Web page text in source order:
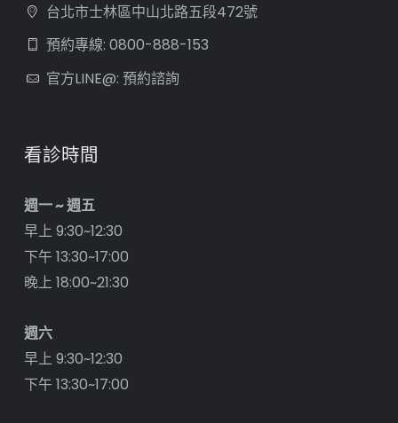
台北市士林區中山北路五段472號
預約專線: 0800-888-153
官方LINE@: 預約諮詢
看診時間
週一 ~ 週五
早上 9:30~12:30
下午 13:30~17:00
晚上 18:00~21:30
週六
早上 9:30~12:30
下午 13:30~17:00